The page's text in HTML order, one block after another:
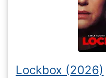
Lockbox (2026)